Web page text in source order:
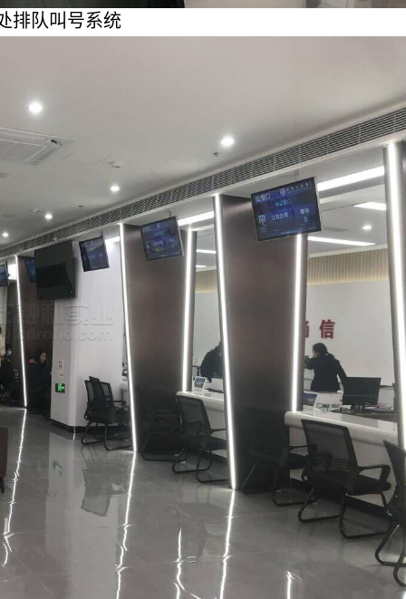
排队叫号系统